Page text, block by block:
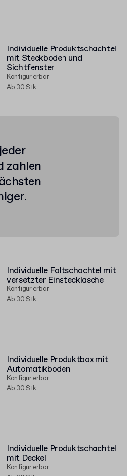
Individuelle Produktschachtel
mit Steckboden und
Sichtfenster
Konfigurierbar
Ab 30 Stk.
Individuelle Faltschachtel mit
versetzter Einstecklasche
Konfigurierbar
Ab 30 Stk.
Individuelle Produktbox mit
Automatikboden
Konfigurierbar
Ab 30 Stk.
Individuelle Produktschachtel
mit Deckel
Konfigurierbar
zahlen